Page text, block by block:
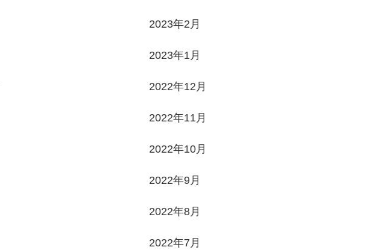
2023年2月
2023年1月
2022年12月
2022年11月
2022年10月
2022年9月
2022年8月
2022年7月